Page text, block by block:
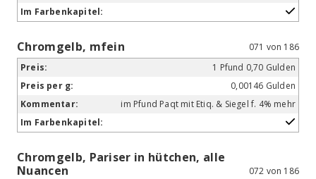
Chromgelb, mfein
071 von 186
1 Pfund 0,70 Gulden
0,00146 Gulden
im Pfund Paqt mit Etiq. & Siegel f. 4% mehr
Chromgelb, Pariser in hütchen, alle
Nuancen
072 von 186